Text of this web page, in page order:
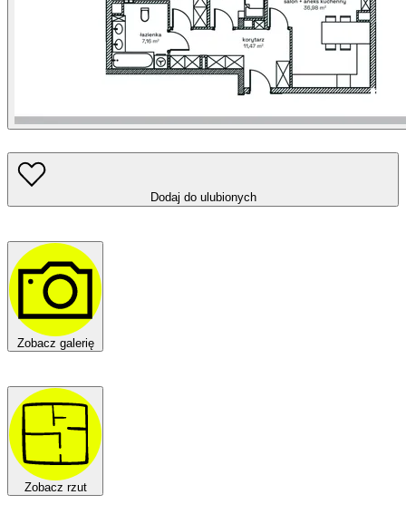
Dodaj do ulubionych
Zobacz galerię
Zobacz rzut